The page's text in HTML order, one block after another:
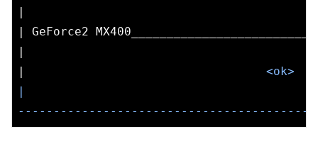
| GeForce2 MX400
<ok>